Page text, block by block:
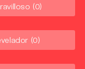
(0)
(0)